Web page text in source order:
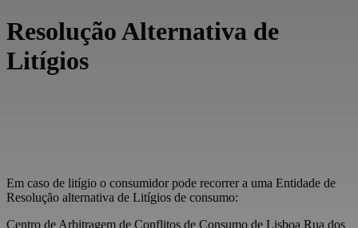
Resolução Alternativa de
Litígios
Em caso de litígio o consumidor pode recorrer a uma Entidade de
Resolução alternativa de Litígios de consumo:
Centro de Arbitragem de Conflitos de Consumo de Lisboa Rua dos